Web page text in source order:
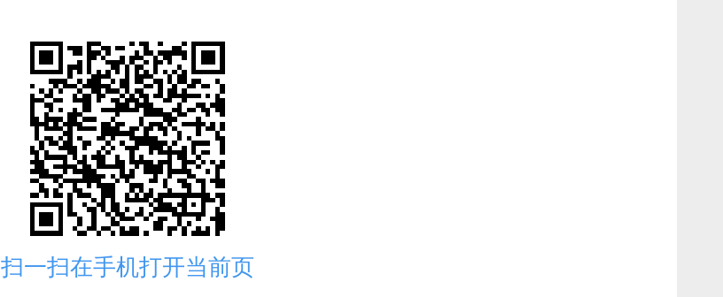
扫一扫在手机打开当前页